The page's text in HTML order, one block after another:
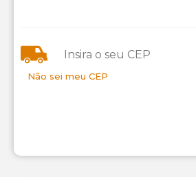
Não sei meu CEP